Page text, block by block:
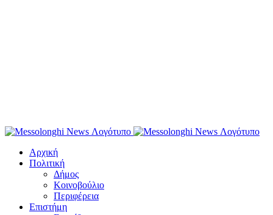
Αρχική
Πολιτική
Δήμος
Κοινοβούλιο
Περιφέρεια
Επιστήμη